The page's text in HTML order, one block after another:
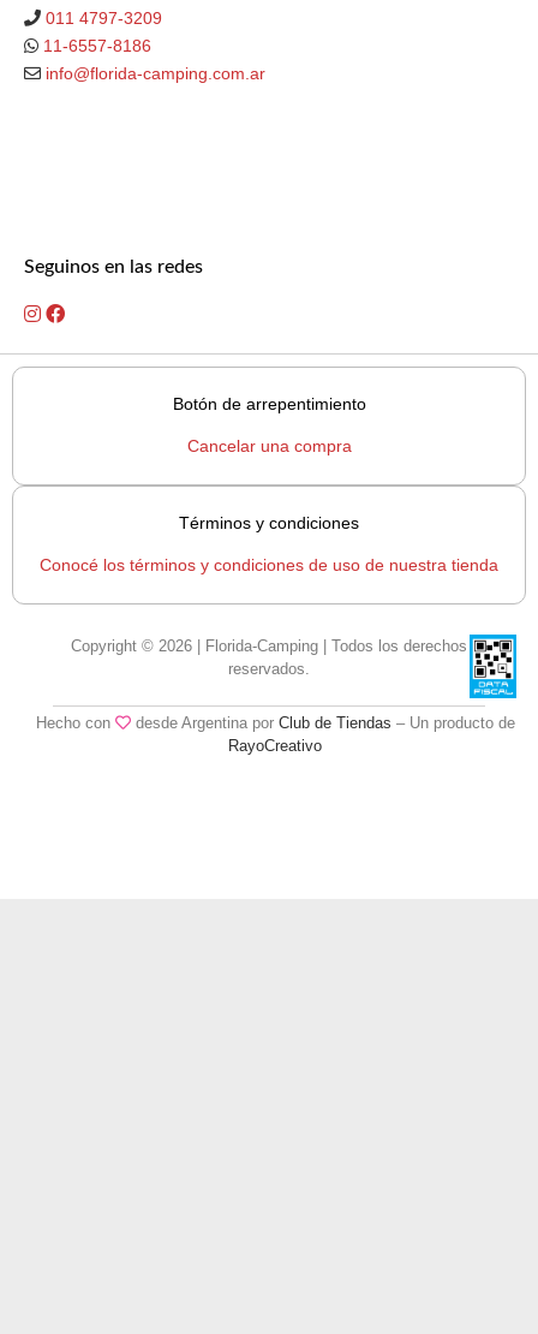
011 4797-3209
11-6557-8186
info@florida-camping.com.ar
Seguinos en las redes
Botón de arrepentimiento
Cancelar una compra
Términos y condiciones
Conocé los términos y condiciones de uso de nuestra tienda
Copyright © 2026 | Florida-Camping | Todos los derechos
reservados.
Hecho con desde Argentina por Club de Tiendas – Un producto de
RayoCreativo